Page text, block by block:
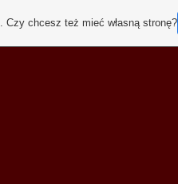
. Czy chcesz też mieć własną stronę?